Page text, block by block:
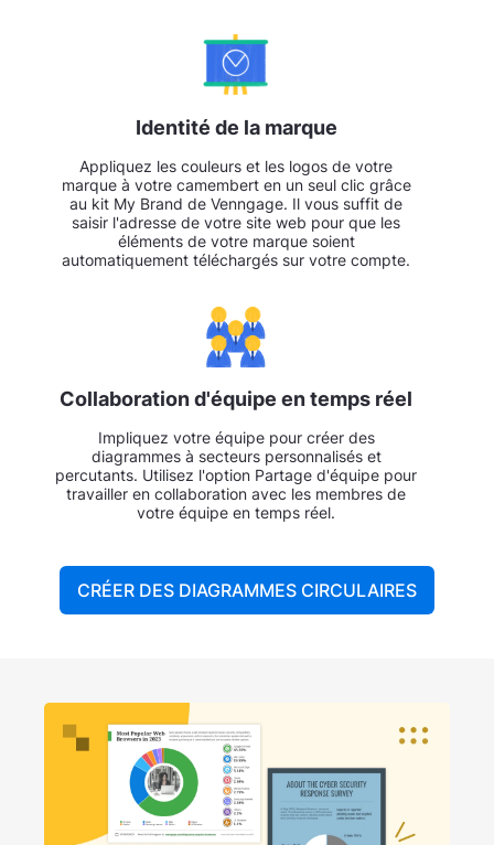
Identité de la marque
Appliquez les couleurs et les logos de votre
marque à votre camembert en un seul clic grâce
au kit My Brand de Venngage. Il vous suffit de
saisir l'adresse de votre site web pour que les
éléments de votre marque soient
automatiquement téléchargés sur votre compte.
Collaboration d'équipe en temps réel
Impliquez votre équipe pour créer des
diagrammes à secteurs personnalisés et
percutants. Utilisez l'option Partage d'équipe pour
travailler en collaboration avec les membres de
votre équipe en temps réel.
CRÉER DES DIAGRAMMES CIRCULAIRES